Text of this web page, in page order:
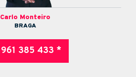
Carlo Monteiro
BRAGA
961 385 433 *